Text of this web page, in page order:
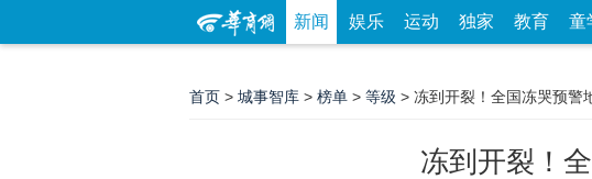
新闻 娱乐 运动 独家 教育 童
首页 > 城事智库 > 榜单 > 等级 > 冻到开裂！全国冻哭预警
冻到开裂！